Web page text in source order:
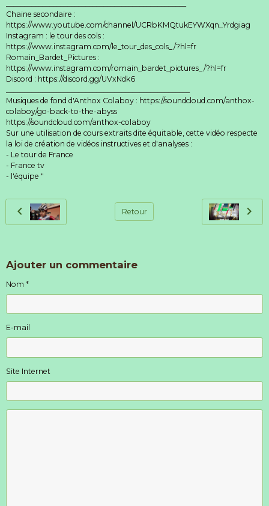
Chaine secondaire :
https://www.youtube.com/channel/UCRbKMQtukEYWXqn_Yrdgiag
Instagram : le tour des cols :
https://www.instagram.com/le_tour_des_cols_/?hl=fr
Romain_Bardet_Pictures :
https://www.instagram.com/romain_bardet_pictures_/?hl=fr
Discord : https://discord.gg/UVxNdk6
Musiques de fond d'Anthox Colaboy : https://soundcloud.com/anthox-
colaboy/go-back-to-the-abyss
https://soundcloud.com/anthox-colaboy
Sur une utilisation de cours extraits dite équitable, cette vidéo respecte
la loi de création de vidéos instructives et d'analyses :
- Le tour de France
- France tv
- l'équipe "
Retour
Ajouter un commentaire
Nom
E-mail
Site Internet